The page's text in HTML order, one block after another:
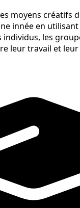
moyens créatifs
innée en utilisant
les
leur travail et leur